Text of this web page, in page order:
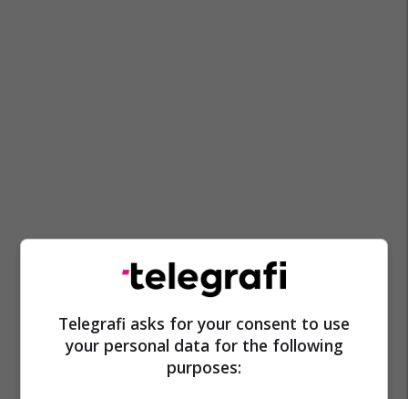
Telegrafi asks for your consent to use
your personal data for the following
purposes: